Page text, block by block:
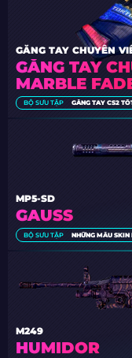
GĂNG TAY
MARBLE
GĂNG TAY CHUYÊN
BỘ SƯU TẬP
GAUSS
MP5-SD
BỘ SƯU TẬP NHỮNG MẪU
HUMIDOR
M249